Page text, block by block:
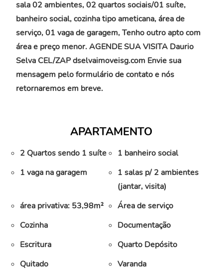
sala 02 ambientes, 02 quartos sociais/01 suíte,
banheiro social, cozinha tipo ameticana, área de
serviço, 01 vaga de garagem, Tenho outro apto com
área e preço menor. AGENDE SUA VISITA Daurio
Selva CEL/ZAP dselvaimoveisg.com Envie sua
mensagem pelo formulário de contato e nós
retornaremos em breve.
APARTAMENTO
2 Quartos sendo 1 suíte
1 banheiro social
1 vaga na garagem
1 salas p/ 2 ambientes
(jantar, visita)
área privativa: 53,98m²
Área de serviço
Cozinha
Documentação
Escritura
Quarto Depósito
Quitado
Varanda